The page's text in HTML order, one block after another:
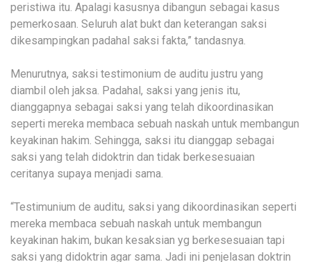
peristiwa itu. Apalagi kasusnya dibangun sebagai kasus
pemerkosaan. Seluruh alat bukt dan keterangan saksi
dikesampingkan padahal saksi fakta,” tandasnya.
Menurutnya, saksi testimonium de auditu justru yang
diambil oleh jaksa. Padahal, saksi yang jenis itu,
dianggapnya sebagai saksi yang telah dikoordinasikan
seperti mereka membaca sebuah naskah untuk membangun
keyakinan hakim. Sehingga, saksi itu dianggap sebagai
saksi yang telah didoktrin dan tidak berkesesuaian
ceritanya supaya menjadi sama.
“Testimunium de auditu, saksi yang dikoordinasikan seperti
mereka membaca sebuah naskah untuk membangun
keyakinan hakim, bukan kesaksian yg berkesesuaian tapi
saksi yang didoktrin agar sama. Jadi ini penjelasan doktrin